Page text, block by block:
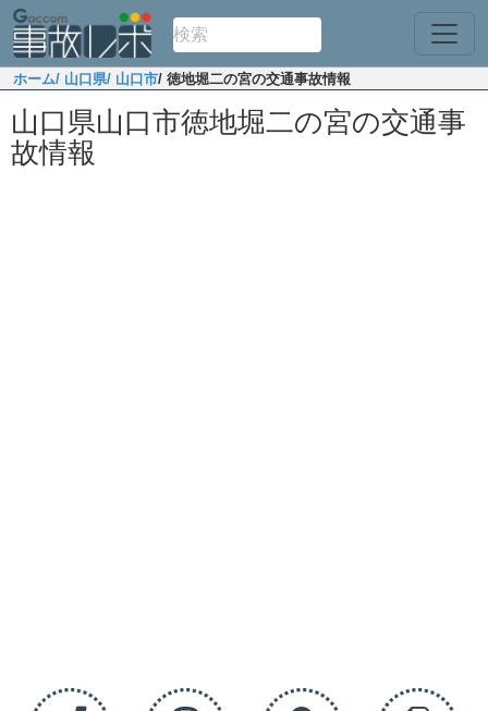
ホーム/ 山口県/ 山口市/ 徳地堀二の宮の交通事故情報
山口県山口市徳地堀二の宮の交通事
故情報